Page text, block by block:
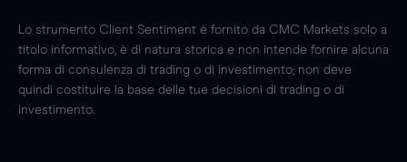
Lo strumento Client Sentiment è fornito da CMC Markets solo a
titolo informativo, è di natura storica e non intende fornire alcuna
forma di consulenza di trading o di investimento; non deve
quindi costituire la base delle tue decisioni di trading o di
investimento.